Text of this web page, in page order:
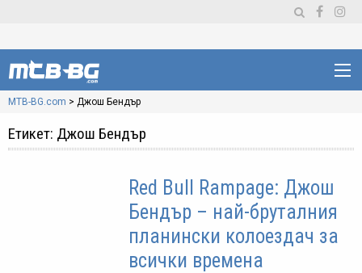
MTB-BG.com > Джош Бендър
Етикет: Джош Бендър
Red Bull Rampage: Джош
Бендър – най-бруталния
планински колоездач за
всички времена